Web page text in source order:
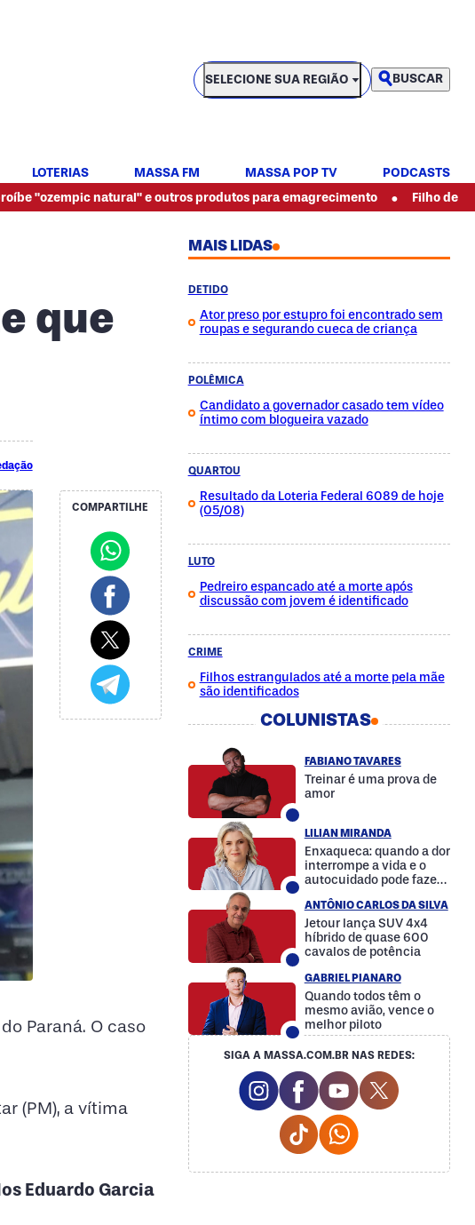
SELECIONE SUA REGIÃO
SELECIONE SUA REGIÃO BUSCAR
LOTERIAS MASSA FM MASSA POP TV
PODCASTS
e outros produtos para emagrecimento • Filho de pintor
que
COMPARTILHE
Paraná. O caso
(PM), a vítima
Eduardo Garcia
MAIS LIDAS
DETIDO
Ator preso por estupro foi encontrado sem
roupas e segurando cueca de criança
POLÊMICA
Candidato a governador casado tem vídeo
íntimo com blogueira vazado
QUARTOU
Resultado da Loteria Federal 6089 de hoje
(05/08)
LUTO
Pedreiro espancado até a morte após
discussão com jovem é identificado
CRIME
Filhos estrangulados até a morte pela mãe
são identificados
COLUNISTAS
FABIANO TAVARES
Treinar é uma prova de
amor
LILIAN MIRANDA
Enxaqueca: quando a dor
interrompe a vida e o
autocuidado pode fazer
ANTÔNIO CARLOS DA SILVA
Jetour lança SUV 4x4
híbrido de quase 600
cavalos de potência
GABRIEL PIANARO
Quando todos têm o
mesmo avião, vence o
melhor piloto
SIGA A MASSA.COM.BR NAS REDES:
Instagram Social Media
Facebook Social Media
Youtube Social
Twitter
Tiktok Social Media
Whatsapp